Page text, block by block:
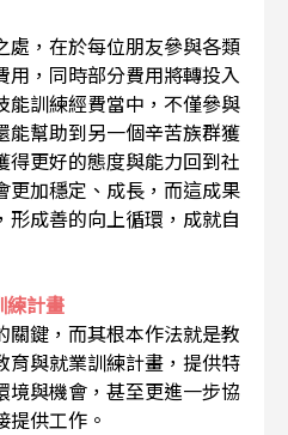
處，在於每位朋友參與各類
用，同時部分費用將轉投入
能訓練經費當中，不僅參與
能幫助到另一個辛苦族群獲
得更好的態度與能力回到社
更加穩定、成長，而這成果
成善的向上循環，成就自
練計畫
關鍵，而其根本作法就是教
育與就業訓練計畫，提供特
境與機會，甚至更進一步協
供工作。